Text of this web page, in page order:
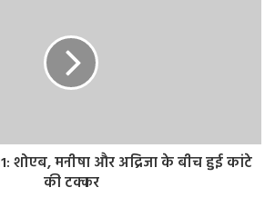
पाया जाता है। इसे खाने से लंबे समय तक पेट
बार खाने की जरूरत नहीं पड़ती और मोटापा
में आयरन और कार्बोहाइड्रेट उचित मात्रा में
शोएब, मनीषा और अद्रिजा के बीच हुई कांटे
की टक्कर